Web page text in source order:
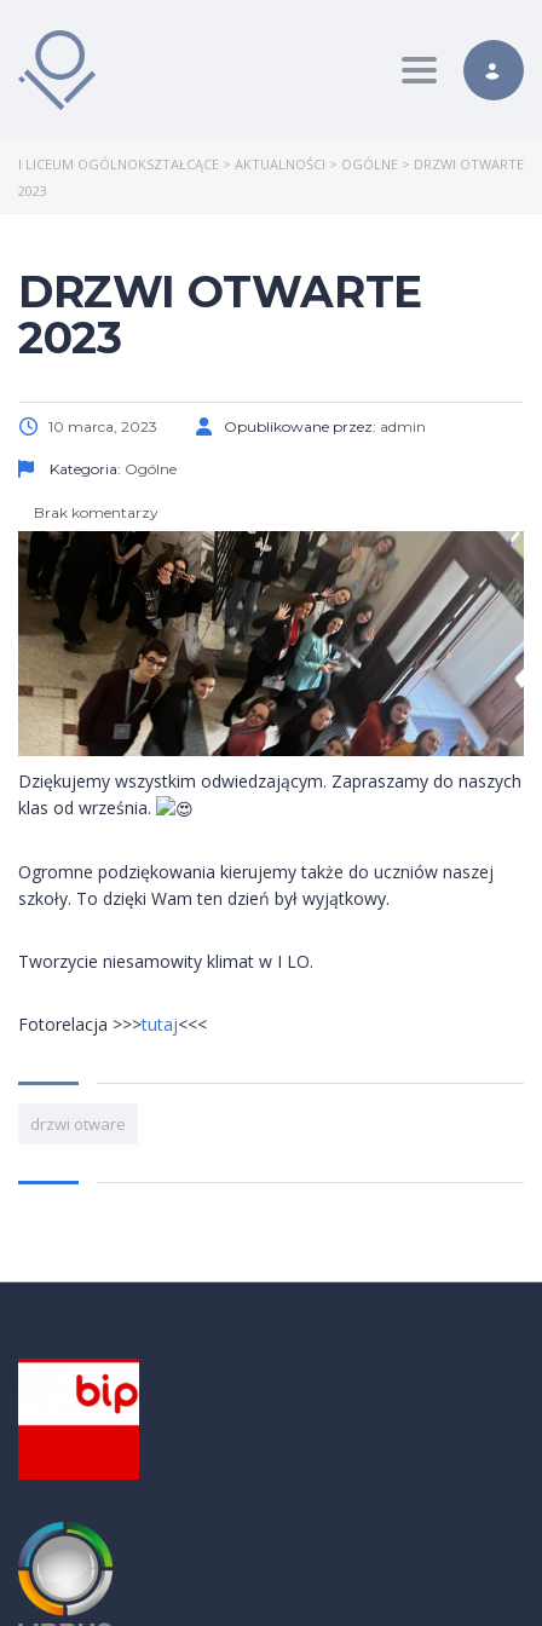
Toggle
I LICEUM OGÓLNOKSZTAŁCĄCE > AKTUALNOŚCI > OGÓLNE > DRZWI OTWARTE
2023
DRZWI OTWARTE
2023
10 marca, 2023 Opublikowane przez: admin
Kategoria: Ogólne
Brak komentarzy
Dziękujemy wszystkim odwiedzającym. Zapraszamy do naszych
klas od września.
Ogromne podziękowania kierujemy także do uczniów naszej
szkoły. To dzięki Wam ten dzień był wyjątkowy.
Tworzycie niesamowity klimat w I LO.
Fotorelacja >>>tutaj<<<
drzwi otware